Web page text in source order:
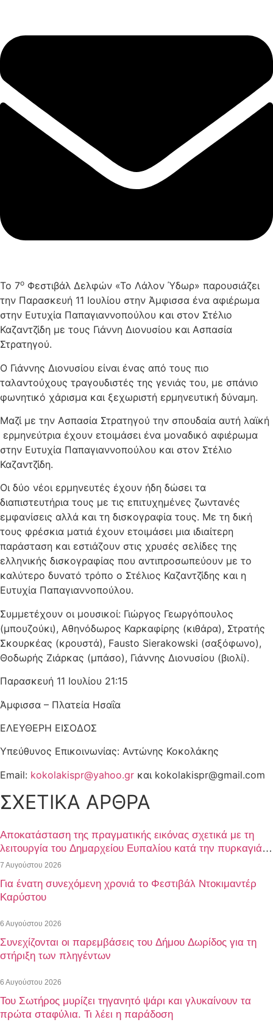
Το 7ο Φεστιβάλ Δελφών «Το Λάλον Ύδωρ» παρουσιάζει
την Παρασκευή 11 Ιουλίου στην Άμφισσα ένα αφιέρωμα
στην Ευτυχία Παπαγιαννοπούλου και στον Στέλιο
Καζαντζίδη με τους Γιάννη Διονυσίου και Ασπασία
Στρατηγού.
Ο Γιάννης Διονυσίου είναι ένας από τους πιο
ταλαντούχους τραγουδιστές της γενιάς του, με σπάνιο
φωνητικό χάρισμα και ξεχωριστή ερμηνευτική δύναμη.
Μαζί με την Ασπασία Στρατηγού την σπουδαία αυτή λαϊκή
ερμηνεύτρια έχουν ετοιμάσει ένα μοναδικό αφιέρωμα
στην Ευτυχία Παπαγιαννοπούλου και στον Στέλιο
Καζαντζίδη.
Οι δύο νέοι ερμηνευτές έχουν ήδη δώσει τα
διαπιστευτήρια τους με τις επιτυχημένες ζωντανές
εμφανίσεις αλλά και τη δισκογραφία τους. Με τη δική
τους φρέσκια ματιά έχουν ετοιμάσει μια ιδιαίτερη
παράσταση και εστιάζουν στις χρυσές σελίδες της
ελληνικής δισκογραφίας που αντιπροσωπεύουν με το
καλύτερο δυνατό τρόπο ο Στέλιος Καζαντζίδης και η
Ευτυχία Παπαγιαννοπούλου.
Συμμετέχουν οι μουσικοί: Γιώργος Γεωργόπουλος
(μπουζούκι), Αθηνόδωρος Καρκαφίρης (κιθάρα), Στρατής
Σκουρκέας (κρουστά), Fausto Sierakowski (σαξόφωνο),
Θοδωρής Ζιάρκας (μπάσο), Γιάννης Διονυσίου (βιολί).
Παρασκευή 11 Ιουλίου 21:15
Άμφισσα – Πλατεία Ησαΐα
ΕΛΕΥΘΕΡΗ ΕΙΣΟΔΟΣ
Υπεύθυνος Επικοινωνίας: Αντώνης Κοκολάκης
Εmail: kokolakispr@yahoo.gr και kokolakispr@gmail.com
ΣΧΕΤΙΚΑ ΑΡΘΡΑ
Αποκατάσταση της πραγματικής εικόνας σχετικά με τη
λειτουργία του Δημαρχείου Ευπαλίου κατά την πυρκαγιά
της 1ης Αυγούστου 2026
7 Αυγούστου 2026
Για ένατη συνεχόμενη χρονιά το Φεστιβάλ Ντοκιμαντέρ
Καρύστου
6 Αυγούστου 2026
Συνεχίζονται οι παρεμβάσεις του Δήμου Δωρίδος για τη
στήριξη των πληγέντων
6 Αυγούστου 2026
Του Σωτήρος μυρίζει τηγανητό ψάρι και γλυκαίνουν τα
πρώτα σταφύλια. Τι λέει η παράδοση